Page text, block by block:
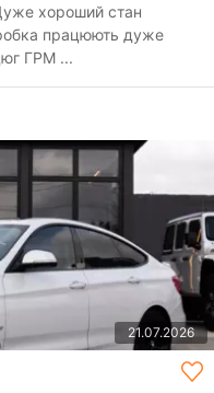
хороший стан
працюють дуже
ГРМ ...
21.07.2026